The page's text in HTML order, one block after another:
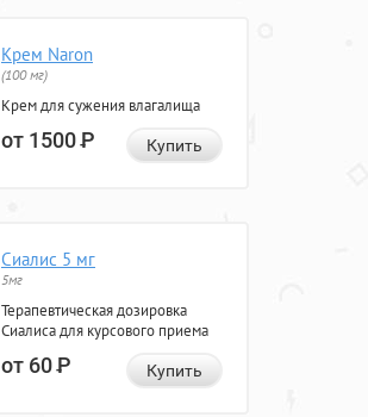
Крем Naron
(100 мг)
Крем для сужения влагалища
от 1500Р Купить
Сиалис 5 мг
5мг
Терапевтическая дозировка
Сиалиса для курсового приема
от 60Р Купить